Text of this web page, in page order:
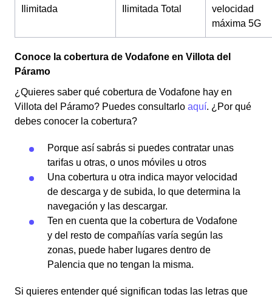
Ilimitada Ilimitada Total
velocidad
máxima 5G
Conoce la cobertura de Vodafone en Villota del
Páramo
¿Quieres saber qué cobertura de Vodafone hay en
Villota del Páramo? Puedes consultarlo aquí. ¿Por qué
debes conocer la cobertura?
Porque así sabrás si puedes contratar unas
tarifas u otras, o unos móviles u otros
Una cobertura u otra indica mayor velocidad
de descarga y de subida, lo que determina la
navegación y las descargar.
Ten en cuenta que la cobertura de Vodafone
y del resto de compañías varía según las
zonas, puede haber lugares dentro de
Palencia que no tengan la misma.
Si quieres entender qué significan todas las letras que